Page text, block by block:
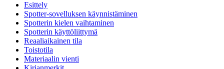
Esittely
Spotter-sovelluksen käynnistäminen
Spotterin kielen vaihtaminen
Spotterin käyttöliittymä
Reaaliaikainen tila
Toistotila
Materiaalin vienti